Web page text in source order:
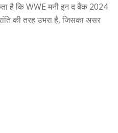
है कि WWE मनी इन द बैंक 2024
की तरह उभरा है, जिसका असर